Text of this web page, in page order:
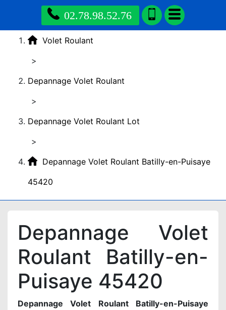
02.78.98.52.76
Volet Roulant
>
Depannage Volet Roulant
>
Depannage Volet Roulant Lot
>
Depannage Volet Roulant Batilly-en-Puisaye
45420
Depannage Volet
Roulant Batilly-en-
Puisaye 45420
Depannage Volet Roulant Batilly-en-Puisaye